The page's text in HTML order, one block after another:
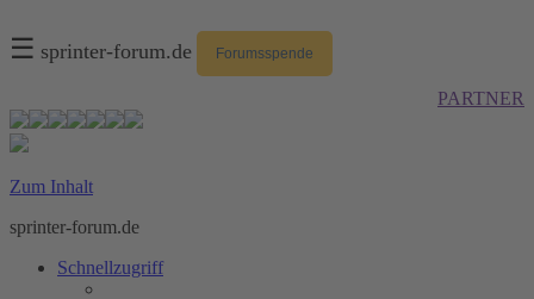
☰ sprinter-forum.de Forumsspende
PARTNER
Zum Inhalt
sprinter-forum.de
Schnellzugriff